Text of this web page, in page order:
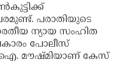
പരാതിയുടെ
ന്യായ സംഹിത
പോലീസ്
മൗഷ്‌മിയാണ് കേസ്